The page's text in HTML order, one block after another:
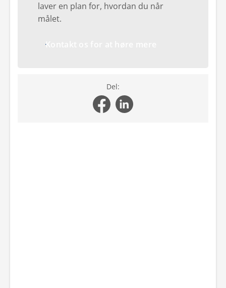
laver en plan for, hvordan du når
målet.
Kontakt os for at høre mere
Del: